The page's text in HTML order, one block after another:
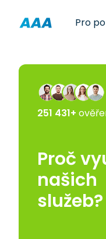
Pro
251 431+
Proč
našich
služeb?